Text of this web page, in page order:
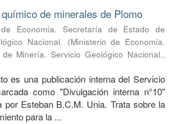
de minerales de Plomo
Economía. Secretaría de Estado de
Nacional. (Ministerio de Economía.
Minería. Servicio Geológico Nacional.,
es una publicación interna del Servicio
como "Divulgación interna n°10"
por Esteban B.C.M. Unia. Trata sobre la
para la ...